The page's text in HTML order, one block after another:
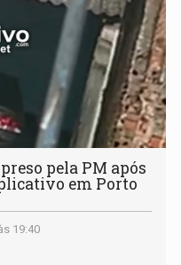
pela PM após
em Porto
19:40